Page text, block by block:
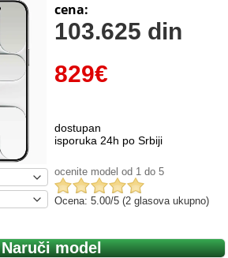
829€
cena:
103.625 din
dostupan
isporuka 24h po Srbiji
ocenite model od 1 do 5
Ocena: 5.00/5 (2 glasova ukupno)
Naruči model